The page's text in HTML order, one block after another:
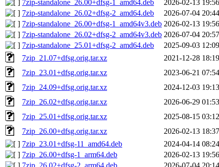
7zip-standalone_26.00+dfsg-1_amd64.deb
2026-02-13 19:56
7zip-standalone_26.02+dfsg-2_amd64.deb
2026-07-04 20:44
7zip-standalone_26.00+dfsg-1_amd64v3.deb 2026-02-13 19:56
7zip-standalone_26.02+dfsg-2_amd64v3.deb 2026-07-04 20:57
7zip-standalone_25.01+dfsg-2_amd64.deb
2025-09-03 12:09
7zip_21.07+dfsg.orig.tar.xz
2021-12-28 18:19
7zip_23.01+dfsg.orig.tar.xz
2023-06-21 07:54
7zip_24.09+dfsg.orig.tar.xz
2024-12-03 19:13
7zip_26.02+dfsg.orig.tar.xz
2026-06-29 01:53
7zip_25.01+dfsg.orig.tar.xz
2025-08-15 03:12
7zip_26.00+dfsg.orig.tar.xz
2026-02-13 18:37
7zip_23.01+dfsg-11_amd64.deb
2024-04-14 08:24
7zip_26.00+dfsg-1_arm64.deb
2026-02-13 19:56
7zip_26.02+dfsg-2_arm64.deb
2026-07-04 20:14